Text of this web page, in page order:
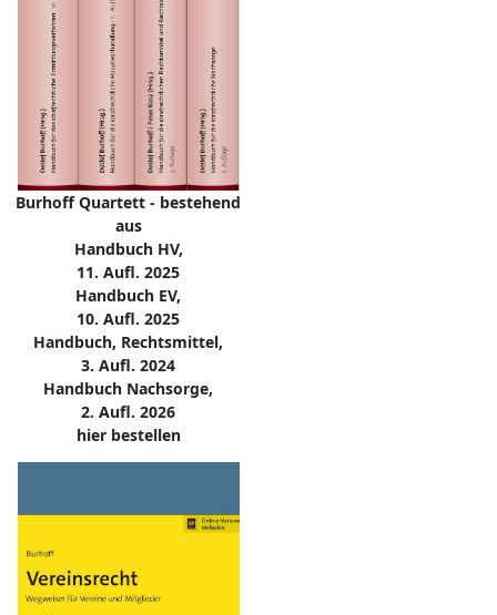
Burhoff Quartett - bestehend
aus
Handbuch HV,
11. Aufl. 2025
Handbuch EV,
10. Aufl. 2025
Handbuch, Rechtsmittel,
3. Aufl. 2024
Handbuch Nachsorge,
2. Aufl. 2026
hier bestellen